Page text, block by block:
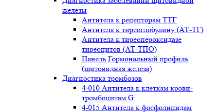
железы
Антитела к рецепторам ТТГ
Антитела к тиреоглобулину (АТ-ТГ)
Антитела к тиреопероксидазе
тиреоцитов (АТ-ТПО)
Панель Гормональный профиль
(щитовидная железа)
Диагностика тромбозов
4-010 Антитела к клеткам крови-
тромбоцитам G
4-015 Антитела к фосфолипидам